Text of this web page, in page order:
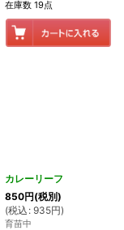
在庫数 19点
カレーリーフ
850円(税別)
(税込 : 935円)
育苗中